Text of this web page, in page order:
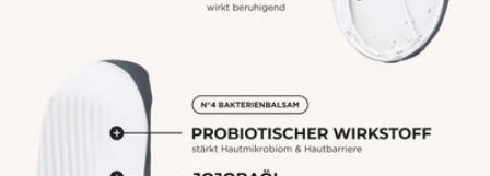
das Medium 9 im Modalmodus